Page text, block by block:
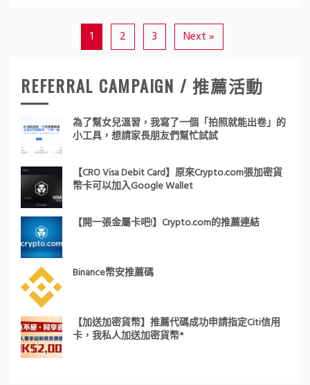
1 2 3 Next »
REFERRAL CAMPAIGN / 推薦活動
為了幫女兒溫習，我寫了一個「拍照就能出卷」的
小工具，想請家長朋友們幫忙試試
【CRO Visa Debit Card】原來Crypto.com張加密貨
幣卡可以加入Google Wallet
【開一張金屬卡吧!】Crypto.com的推薦連結
Binance幣安推薦碼
【加送加密貨幣】推薦代碼成功申請指定Citi信用
卡，我私人加送加密貨幣*